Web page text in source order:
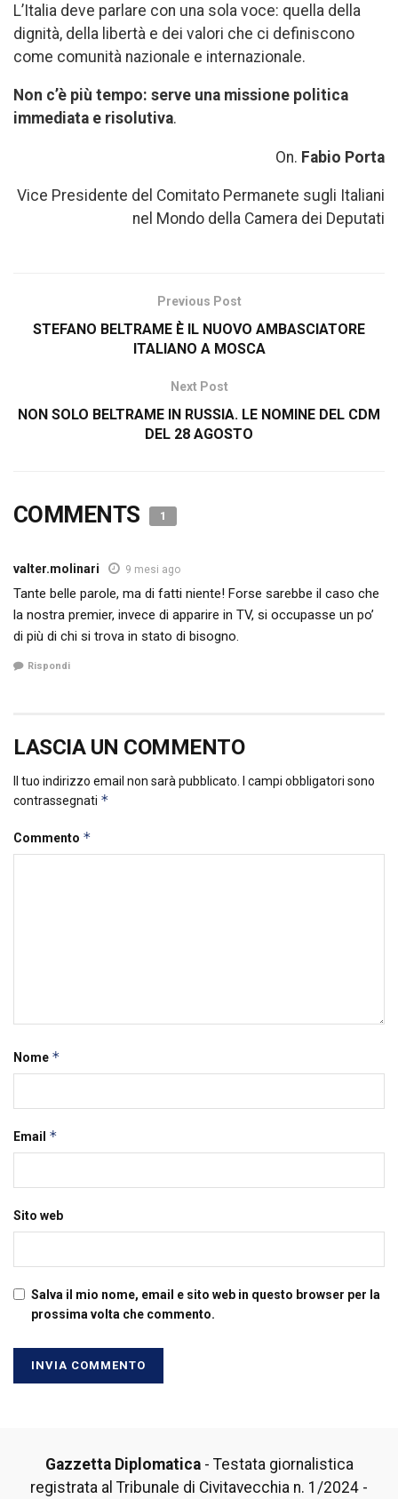
L’Italia deve parlare con una sola voce: quella della
dignità, della libertà e dei valori che ci definiscono
come comunità nazionale e internazionale.
Non c’è più tempo: serve una missione politica
immediata e risolutiva.
On. Fabio Porta
Vice Presidente del Comitato Permanete sugli Italiani
nel Mondo della Camera dei Deputati
Previous Post
STEFANO BELTRAME È IL NUOVO AMBASCIATORE
ITALIANO A MOSCA
Next Post
NON SOLO BELTRAME IN RUSSIA. LE NOMINE DEL CDM
DEL 28 AGOSTO
COMMENTS 1
valter.molinari 9 mesi ago
Tante belle parole, ma di fatti niente! Forse sarebbe il caso che
la nostra premier, invece di apparire in TV, si occupasse un po’
di più di chi si trova in stato di bisogno.
Rispondi
LASCIA UN COMMENTO
Il tuo indirizzo email non sarà pubblicato. I campi obbligatori sono
contrassegnati *
Commento *
Nome *
Email *
Sito web
Salva il mio nome, email e sito web in questo browser per la
prossima volta che commento.
Gazzetta Diplomatica- Testata giornalistica
registrata al Tribunale di Civitavecchia n. 1/2024 -